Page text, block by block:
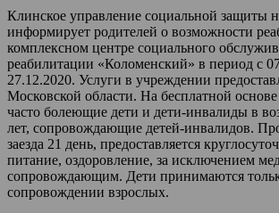
Клинское управление социальной защиты
информирует родителей о возможности
комплексном центре социального
реабилитации «Коломенский» в период с
27.12.2020. Услуги в учреждении
Московской области. На бесплатной
часто болеющие дети и дети-инвалиды в
лет, сопровождающие детей-инвалидов.
заезда 21 день, предоставляется
питание, оздоровление, за исключением
сопровождающим. Дети принимаются
сопровождении взрослых.